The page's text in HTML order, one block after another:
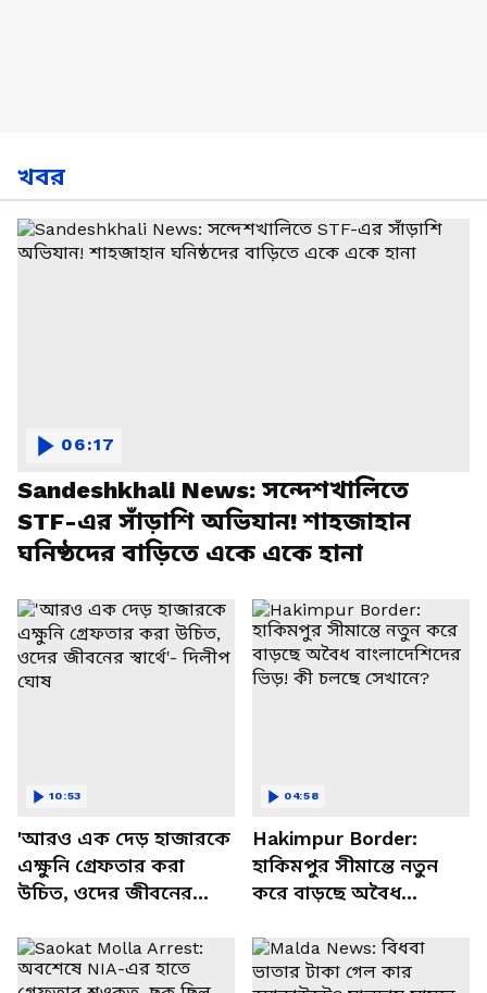
খবর
Sandeshkhali News: সন্দেশখালিতে
STF-এর সাঁড়াশি অভিযান! শাহজাহান
ঘনিষ্ঠদের বাড়িতে একে একে হানা
06:17
'আরও এক দেড় হাজারকে
এক্ষুনি গ্রেফতার করা
উচিত, ওদের জীবনের
10:53
Hakimpur Border:
হাকিমপুর সীমান্তে নতুন
করে বাড়ছে অবৈধ
চলছে সেখানে?
04:58